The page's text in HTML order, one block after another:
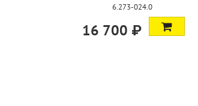
6.273-024.0
16 700 ₽